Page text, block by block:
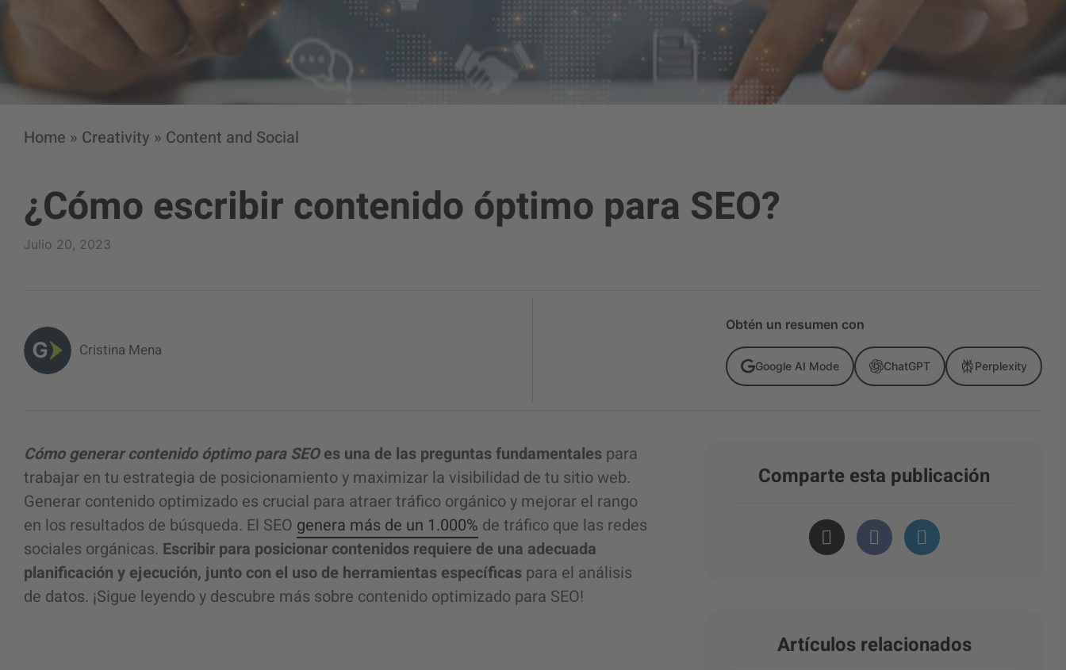
Home » Creativity » Content and Social
¿Cómo escribir contenido óptimo para SEO?
Julio 20, 2023
Cristina Mena
Obtén un resumen con
Google AI Mode ChatGPT Perplexity
Cómo generar contenido óptimo para SEOes una de las preguntas fundamentales para
trabajar en tu estrategia de posicionamiento y maximizar la visibilidad de tu sitio web.
Generar contenido optimizado es crucial para atraer tráfico orgánico y mejorar el rango
en los resultados de búsqueda. El SEO genera más de un 1.000% de tráfico que las redes
sociales orgánicas. Escribir para posicionar contenidos requiere de una adecuada
planificación y ejecución, junto con el uso de herramientas específicas para el análisis
de datos. ¡Sigue leyendo y descubre más sobre contenido optimizado para SEO!
Comparte esta publicación
Artículos relacionados